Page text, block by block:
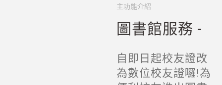
主功能介紹
圖書館服務 -
自即日起校友證改
為數位校友證囉!為